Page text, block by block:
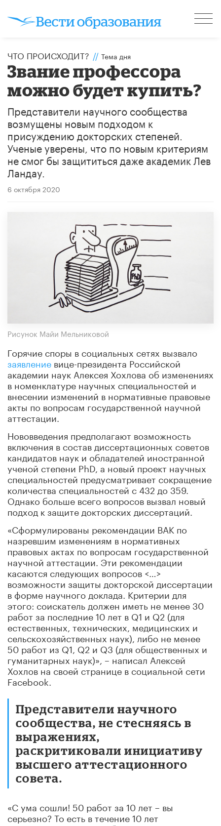
ЧТО ПРОИСХОДИТ? // Тема дня
Звание профессора
можно будет купить?
Представители научного сообщества
возмущены новым подходом к
присуждению докторских степеней.
Ученые уверены, что по новым критериям
не смог бы защититься даже академик Лев
Ландау.
6 октября 2020
Рисунок Майи Мельниковой
Горячие споры в социальных сетях вызвало
заявление вице-президента Российской
академии наук Алексея Хохлова об изменениях
в номенклатуре научных специальностей и
внесении изменений в нормативные правовые
акты по вопросам государственной научной
аттестации.
Нововведения предполагают возможность
включения в состав диссертационных советов
кандидатов наук и обладателей иностранной
ученой степени PhD, а новый проект научных
специальностей предусматривает сокращение
количества специальностей с 432 до 359.
Однако больше всего вопросов вызвал новый
подход к защите докторских диссертаций.
«Сформулированы рекомендации ВАК по
назревшим изменениям в нормативных
правовых актах по вопросам государственной
научной аттестации. Эти рекомендации
касаются следующих вопросов <…>
возможности защиты докторской диссертации
в форме научного доклада. Критерии для
этого: соискатель должен иметь не менее 30
работ за последние 10 лет в Q1 и Q2 (для
естественных, технических, медицинских и
сельскохозяйственных наук), либо не менее
50 работ из Q1, Q2 и Q3 (для общественных и
гуманитарных наук)», – написал Алексей
Хохлов на своей странице в социальной сети
Facebook.
Представители научного
сообщества, не стесняясь в
выражениях,
раскритиковали инициативу
высшего аттестационного
совета.
«С ума сошли! 50 работ за 10 лет – вы
серьезно? То есть в течение 10 лет